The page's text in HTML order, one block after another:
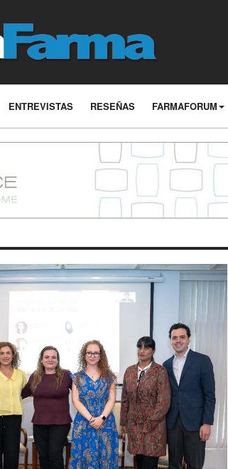
ENTREVISTAS RESEÑAS FARMAFORUM